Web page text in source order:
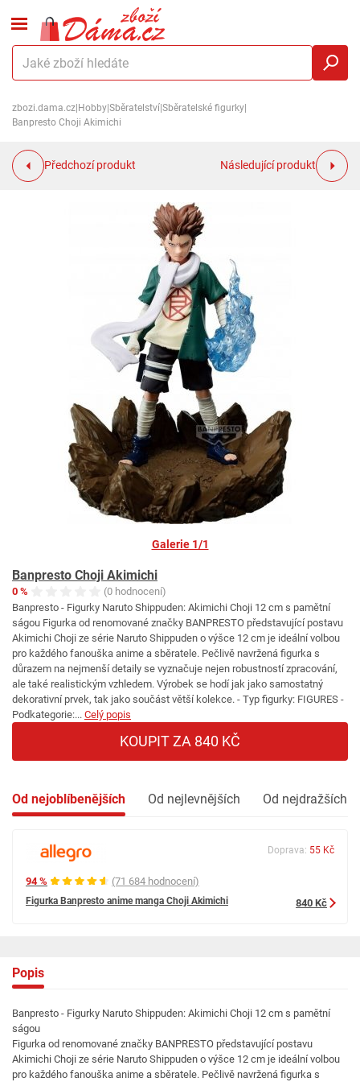
zbozi.dama.cz Hobby Sběratelství Sběratelské figurky
Banpresto Choji Akimichi
Předchozí produkt Následující produkt
Galerie 1/1
Banpresto Choji Akimichi
0 %
(0 hodnocení)
Banpresto - Figurky Naruto Shippuden: Akimichi Choji 12 cm s pamětní
ságou Figurka od renomované značky BANPRESTO představující postavu
Akimichi Choji ze série Naruto Shippuden o výšce 12 cm je ideální volbou
pro každého fanouška anime a sběratele. Pečlivě navržená figurka s
důrazem na nejmenší detaily se vyznačuje nejen robustností zpracování,
ale také realistickým vzhledem. Výrobek se hodí jak jako samostatný
dekorativní prvek, tak jako součást větší kolekce. - Typ figurky: FIGURES -
Podkategorie:... Celý popis
KOUPIT ZA 840 KČ
Od nejoblíbenějších Od nejlevnějších Od nejdražších
94 % (71 684 hodnocení)
Figurka Banpresto anime manga Choji Akimichi
Doprava: 55 Kč
840 Kč
Popis
Banpresto - Figurky Naruto Shippuden: Akimichi Choji 12 cm s pamětní
ságou
Figurka od renomované značky BANPRESTO představující postavu
Akimichi Choji ze série Naruto Shippuden o výšce 12 cm je ideální volbou
pro každého fanouška anime a sběratele. Pečlivě navržená figurka s